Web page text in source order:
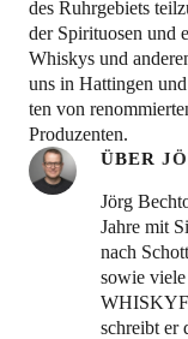
des Ruhr­ge­biets
der Spi­ri­tuo­sen und
Whis­kys und
uns in Hat­tin­gen
ten von
Produzenten.
ÜBER
Jörg
Jahre mit
nach
sowie
schreibt er